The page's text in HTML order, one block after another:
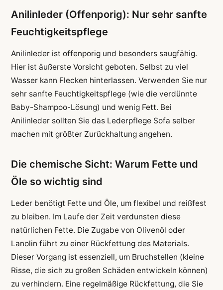
Anilinleder (Offenporig): Nur sehr sanfte
Feuchtigkeitspflege
Anilinleder ist offenporig und besonders saugfähig.
Hier ist äußerste Vorsicht geboten. Selbst zu viel
Wasser kann Flecken hinterlassen. Verwenden Sie nur
sehr sanfte Feuchtigkeitspflege (wie die verdünnte
Baby-Shampoo-Lösung) und wenig Fett. Bei
Anilinleder sollten Sie das Lederpflege Sofa selber
machen mit größter Zurückhaltung angehen.
Die chemische Sicht: Warum Fette und
Öle so wichtig sind
Leder benötigt Fette und Öle, um flexibel und reißfest
zu bleiben. Im Laufe der Zeit verdunsten diese
natürlichen Fette. Die Zugabe von Olivenöl oder
Lanolin führt zu einer Rückfettung des Materials.
Dieser Vorgang ist essenziell, um Bruchstellen (kleine
Risse, die sich zu großen Schäden entwickeln können)
zu verhindern. Eine regelmäßige Rückfettung, die Sie